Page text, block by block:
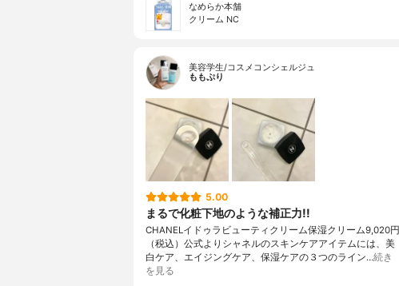
なめらか本舗
クリーム NC
美容学生/コスメコンシェルジュ
ももぷり
5.00
まるで化粧下地のような補正力!!
CHANELイドゥラビューティクリーム保湿クリーム9,020円
（税込）公式よりシャネルのスキンケアアイテムには、美
白ケア、エイジングケア、保湿ケアの３つのライン…続き
を見る